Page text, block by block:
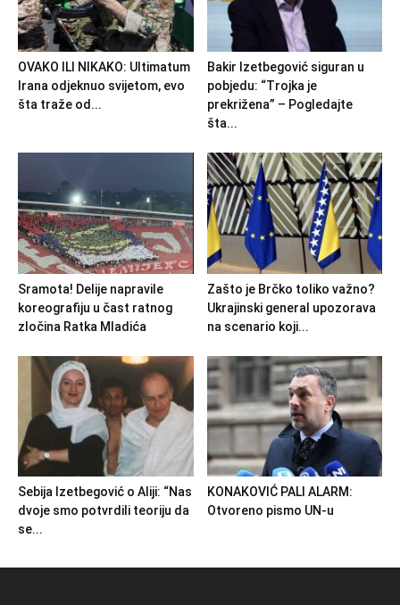
OVAKO ILI NIKAKO: Ultimatum
Irana odjeknuo svijetom, evo
šta traže od...
Bakir Izetbegović siguran u
pobjedu: “Trojka je
prekrižena” – Pogledajte
šta...
Sramota! Delije napravile
koreografiju u čast ratnog
zločina Ratka Mladića
Zašto je Brčko toliko važno?
Ukrajinski general upozorava
na scenario koji...
Sebija Izetbegović o Aliji: “Nas
dvoje smo potvrdili teoriju da
se...
KONAKOVIĆ PALI ALARM:
Otvoreno pismo UN-u